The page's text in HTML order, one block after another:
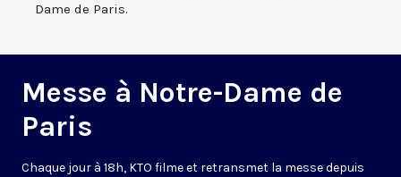
Dame de Paris.
Messe à Notre-Dame de
Paris
Chaque jour à 18h, KTO filme et retransmet la messe depuis